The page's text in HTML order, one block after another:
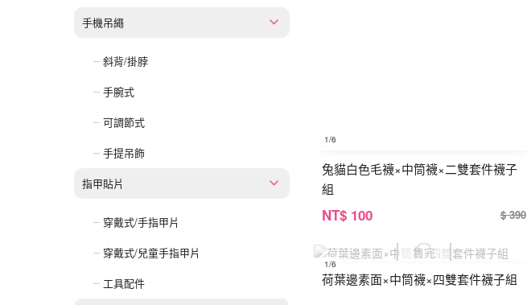
手機吊繩
斜背/掛脖
手腕式
可調節式
手提吊飾
指甲貼片
穿戴式/手指甲片
穿戴式/兒童手指甲片
工具配件
1/6
兔貓白色毛襪×中筒襪×二雙套件襪子
組
NT$ 100 $ 390
1/6
荷葉邊素面×中筒襪×四雙套件襪子組